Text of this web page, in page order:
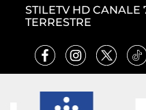
STILETV HD CANALE
TERRESTRE